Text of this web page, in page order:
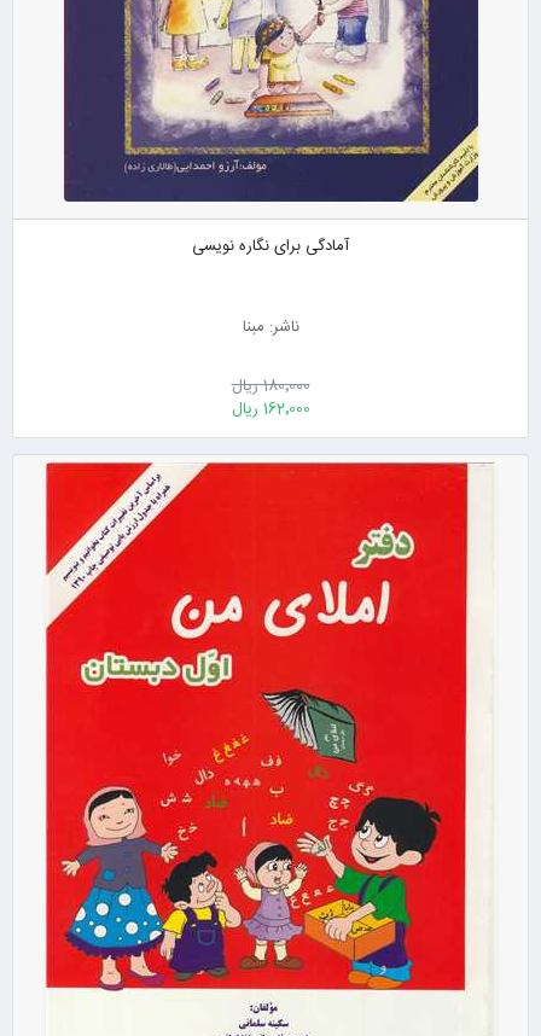
آمادگی برای نگاره نویسی
ناشر: مبنا
180٬000 ریال
162٬000 ریال